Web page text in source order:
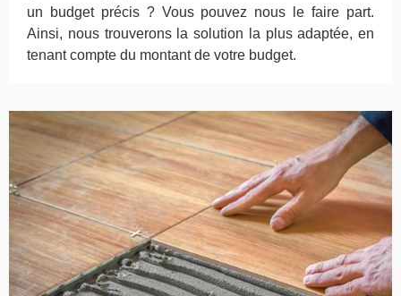
un budget précis ? Vous pouvez nous le faire part.
Ainsi, nous trouverons la solution la plus adaptée, en
tenant compte du montant de votre budget.